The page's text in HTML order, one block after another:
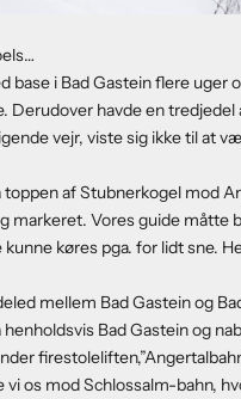
base i Bad Gastein flere uger
havde en
vejr, viste sig ikke til at
af Stubnerkogel mod
markeret. Vores guide måtte
køres pga. for lidt sne.
mellem Bad Gastein og
Bad Gastein og
os mod Schlossalm-bahn,